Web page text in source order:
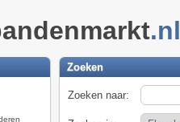
.nl
Zoeken
Zoeken naar: